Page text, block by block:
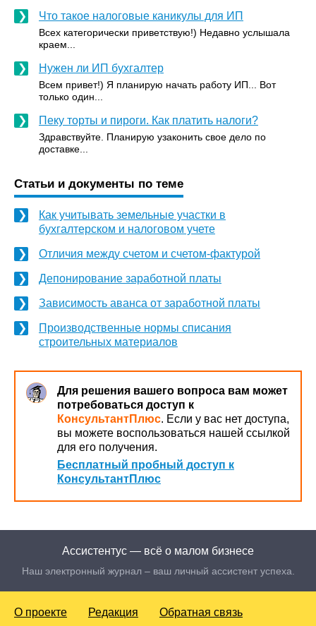
Что такое налоговые каникулы для ИП
Всех категорически приветствую!) Недавно услышала
краем...
Нужен ли ИП бухгалтер
Всем привет!) Я планирую начать работу ИП... Вот
только один...
Пеку торты и пироги. Как платить налоги?
Здравствуйте. Планирую узаконить свое дело по
доставке...
Статьи и документы по теме
Как учитывать земельные участки в
бухгалтерском и налоговом учете
Отличия между счетом и счетом-фактурой
Депонирование заработной платы
Зависимость аванса от заработной платы
Производственные нормы списания
строительных материалов
Для решения вашего вопроса вам может
потребоваться доступ к
КонсультантПлюс. Если у вас нет доступа,
вы можете воспользоваться нашей ссылкой
для его получения.
Бесплатный пробный доступ к
КонсультантПлюс
Ассистентус — всё о малом бизнесе
Наш электронный журнал – ваш личный ассистент успеха.
О проекте Редакция Обратная связь